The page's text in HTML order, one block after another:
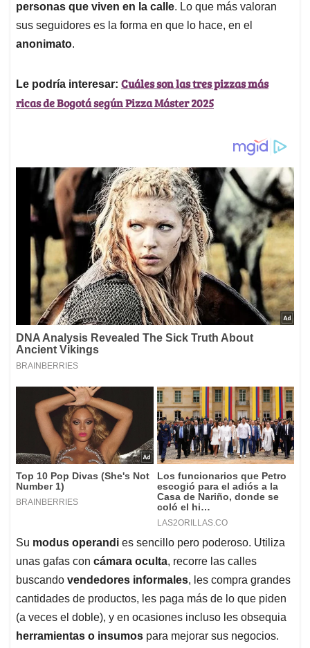
personas que viven en la calle. Lo que más valoran
sus seguidores es la forma en que lo hace, en el
anonimato.
Le podría interesar: Cuáles son las tres pizzas más
ricas de Bogotá según Pizza Máster 2025
Su modus operandi es sencillo pero poderoso. Utiliza
unas gafas con cámara oculta, recorre las calles
buscando vendedores informales, les compra grandes
cantidades de productos, les paga más de lo que piden
(a veces el doble), y en ocasiones incluso les obsequia
herramientas o insumos para mejorar sus negocios.